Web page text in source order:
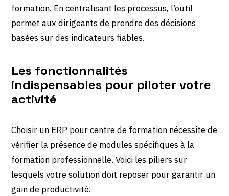
formation. En centralisant les processus, l’outil
permet aux dirigeants de prendre des décisions
basées sur des indicateurs fiables.
Les fonctionnalités
indispensables pour piloter votre
activité
Choisir un ERP pour centre de formation nécessite de
vérifier la présence de modules spécifiques à la
formation professionnelle. Voici les piliers sur
lesquels votre solution doit reposer pour garantir un
gain de productivité.